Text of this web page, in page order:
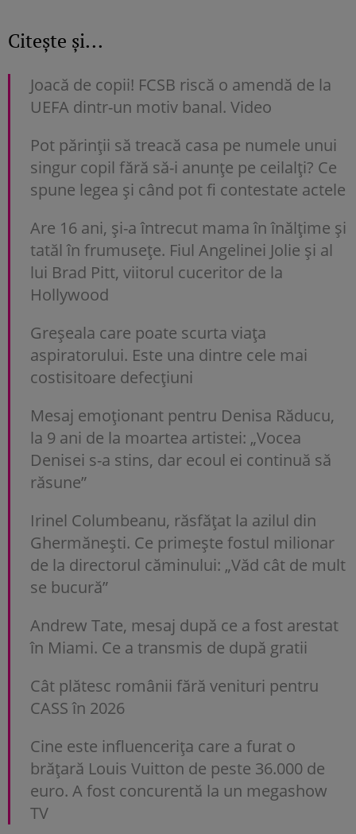
Citește și...
Joacă de copii! FCSB riscă o amendă de la
UEFA dintr-un motiv banal. Video
Pot părinții să treacă casa pe numele unui
singur copil fără să-i anunțe pe ceilalți? Ce
spune legea și când pot fi contestate actele
Are 16 ani, și-a întrecut mama în înălțime și
tatăl în frumusețe. Fiul Angelinei Jolie și al
lui Brad Pitt, viitorul cuceritor de la
Hollywood
Greșeala care poate scurta viața
aspiratorului. Este una dintre cele mai
costisitoare defecțiuni
Mesaj emoționant pentru Denisa Răducu,
la 9 ani de la moartea artistei: „Vocea
Denisei s-a stins, dar ecoul ei continuă să
răsune”
Irinel Columbeanu, răsfățat la azilul din
Ghermănești. Ce primește fostul milionar
de la directorul căminului: „Văd cât de mult
se bucură”
Andrew Tate, mesaj după ce a fost arestat
în Miami. Ce a transmis de după gratii
Cât plătesc românii fără venituri pentru
CASS în 2026
Cine este influencerița care a furat o
brățară Louis Vuitton de peste 36.000 de
euro. A fost concurentă la un megashow
TV